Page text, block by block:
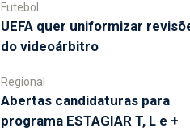
Futebol
UEFA quer uniformizar
do videoárbitro
Regional
Abertas candidaturas para
programa ESTAGIAR T, L e +